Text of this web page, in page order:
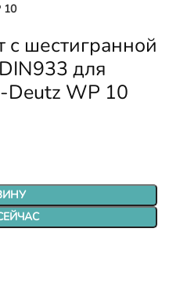
10
шестигранной
для
Deutz WP 10